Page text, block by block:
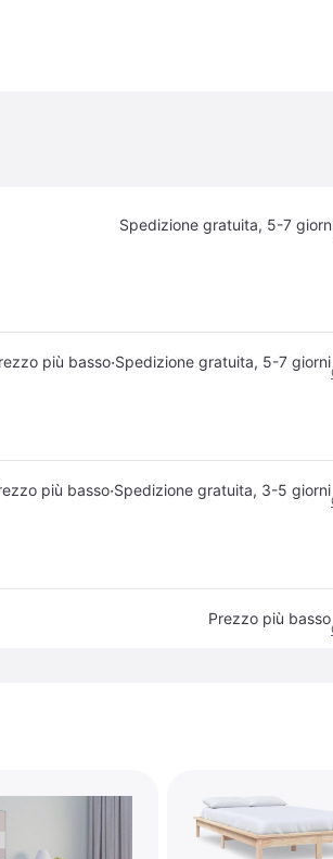
Spedizione gratuita, 5-7
più basso·Spedizione gratuita, 5-7 giorni
più basso·Spedizione gratuita, 3-5 giorni
Prezzo più basso